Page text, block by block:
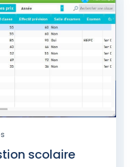
scolaire